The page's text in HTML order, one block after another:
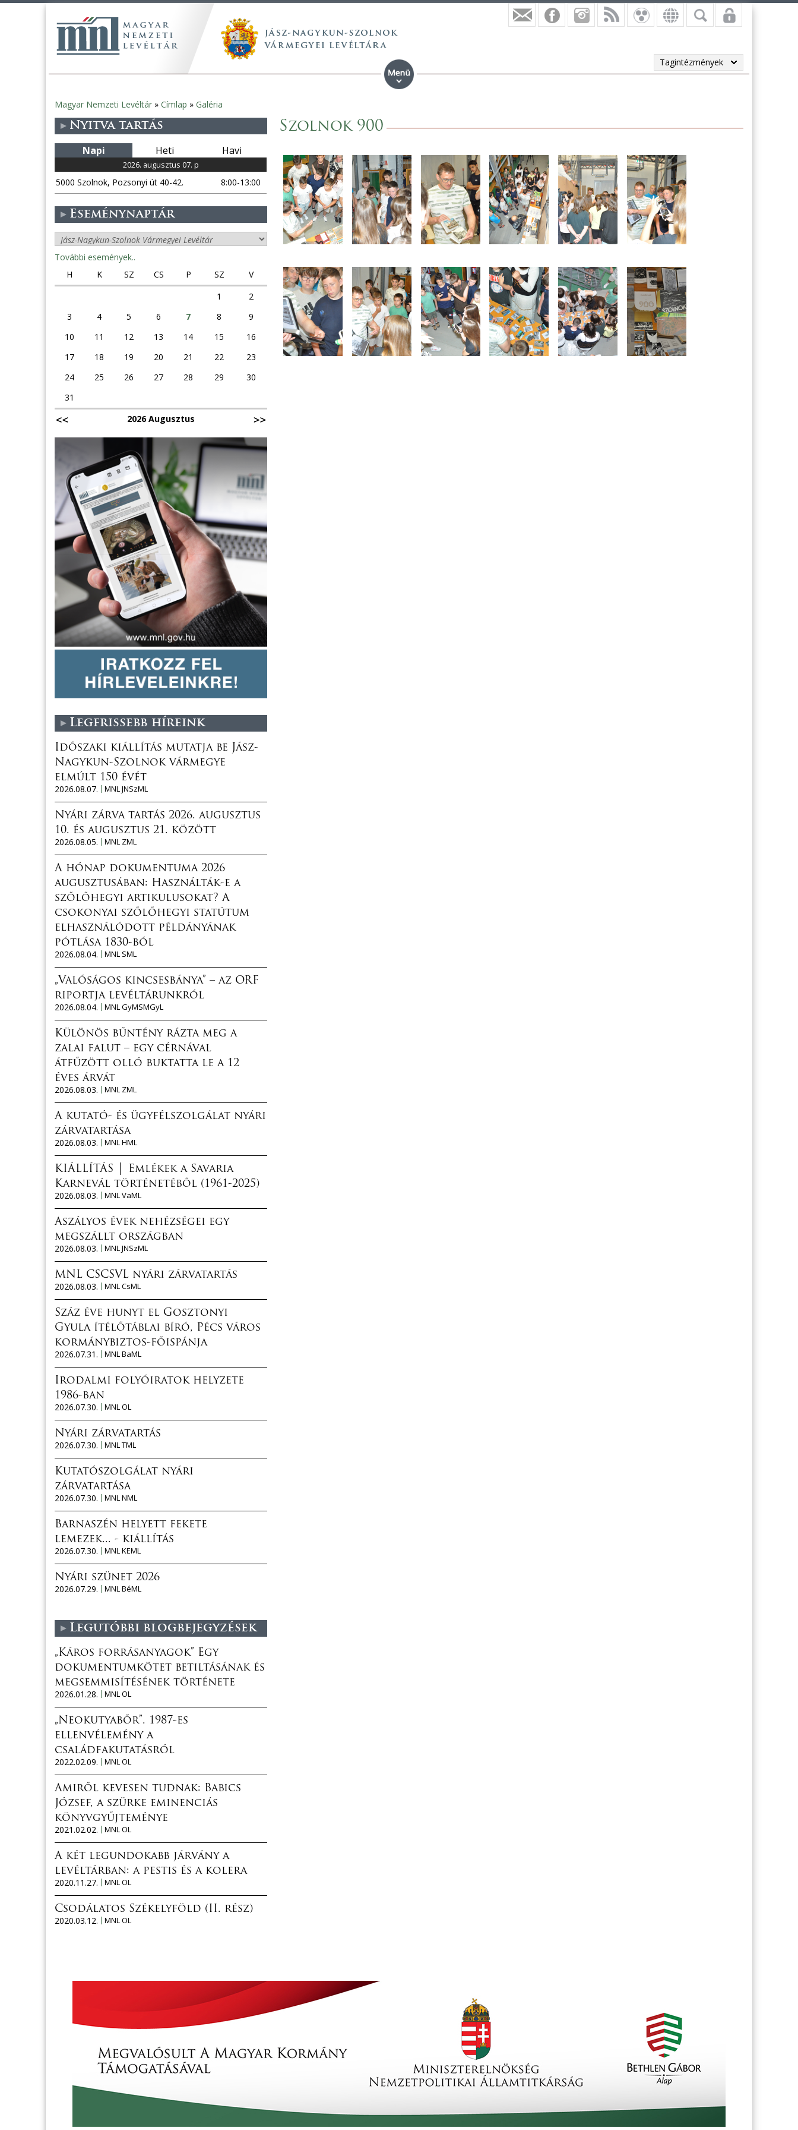
Tagintézmények
Jelenlegi
hely
Magyar Nemzeti Levéltár » Címlap » Galéria
Szolnok 900
Nyitva tartás
Napi Heti Havi
2026. augusztus 07. p
5000 Szolnok, Pozsonyi út 40-42. 8:00-13:00
Eseménynaptár
További események..
H
K SZ CS P SZ
V
1
2
3
4 5 6 7 8
9
10
11 12 13 14 15
16
17
18 19 20 21 22
23
24
25 26 27 28 29
30
31
2026 Augusztus
Legfrissebb híreink
Időszaki kiállítás mutatja be Jász-
Nagykun-Szolnok vármegye
elmúlt 150 évét
2026.08.07.
MNL JNSzML
Nyári zárva tartás 2026. augusztus
10. és augusztus 21. között
2026.08.05.
MNL ZML
A hónap dokumentuma 2026
augusztusában: Használták-e a
szőlőhegyi artikulusokat? A
csokonyai szőlőhegyi statútum
elhasználódott példányának
pótlása 1830-ból
2026.08.04.
MNL SML
„Valóságos kincsesbánya” – az ORF
riportja levéltárunkról
2026.08.04.
MNL GyMSMGyL
Különös bűntény rázta meg a
zalai falut – egy cérnával
átfűzött olló buktatta le a 12
éves árvát
2026.08.03.
MNL ZML
A kutató- és ügyfélszolgálat nyári
zárvatartása
2026.08.03.
MNL HML
KIÁLLÍTÁS │ Emlékek a Savaria
Karnevál történetéből (1961-2025)
2026.08.03.
MNL VaML
Aszályos évek nehézségei egy
megszállt országban
2026.08.03.
MNL JNSzML
MNL CSCSVL nyári zárvatartás
2026.08.03.
MNL CsML
Száz éve hunyt el Gosztonyi
Gyula ítélőtáblai bíró, Pécs város
kormánybiztos-főispánja
2026.07.31.
MNL BaML
Irodalmi folyóiratok helyzete
1986-ban
2026.07.30.
MNL OL
Nyári zárvatartás
2026.07.30.
MNL TML
Kutatószolgálat nyári
zárvatartása
2026.07.30.
MNL NML
Barnaszén helyett fekete
lemezek... - kiállítás
2026.07.30.
MNL KEML
Nyári szünet 2026
2026.07.29.
MNL BéML
Legutóbbi blogbejegyzések
„Káros forrásanyagok” Egy
dokumentumkötet betiltásának és
megsemmisítésének története
2026.01.28.
MNL OL
„Neokutyabőr”. 1987-es
ellenvélemény a
családfakutatásról
2022.02.09.
MNL OL
Amiről kevesen tudnak: Babics
József, a szürke eminenciás
könyvgyűjteménye
2021.02.02.
MNL OL
A két legundokabb járvány a
levéltárban: a pestis és a kolera
2020.11.27.
MNL OL
Csodálatos Székelyföld (II. rész)
2020.03.12.
MNL OL